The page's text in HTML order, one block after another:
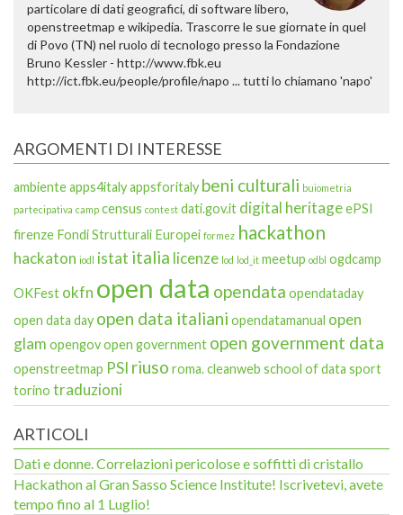
particolare di dati geografici, di software libero,
openstreetmap e wikipedia. Trascorre le sue giornate in quel
di Povo (TN) nel ruolo di tecnologo presso la Fondazione
Bruno Kessler - http://www.fbk.eu
http://ict.fbk.eu/people/profile/napo ... tutti lo chiamano 'napo'
ARGOMENTI DI INTERESSE
ambienteapps4italyappsforitaly beni culturali buiometria
partecipativa camp census contest dati.gov.it digital heritageePSI
firenze Fondi Strutturali Europei formez hackathon
hackaton iodl istat italia licenze lod lod_it meetup odbl ogdcamp
OKFest okfn open data opendata opendataday
open data day open data italiani opendatamanual open
glam opengovopen government open government data
openstreetmap PSI riuso roma. cleanweb school of data sport
torino traduzioni
ARTICOLI
Dati e donne. Correlazioni pericolose e soffitti di cristallo
Hackathon al Gran Sasso Science Institute! Iscrivetevi, avete
tempo fino al 1 Luglio!